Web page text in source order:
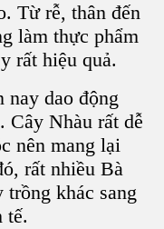
Từ rễ, thân đến
làm thực phẩm
rất hiệu quả.
nay dao động
Cây Nhàu rất dễ
nên mang lại
rất nhiều Bà
khác sang
tế.